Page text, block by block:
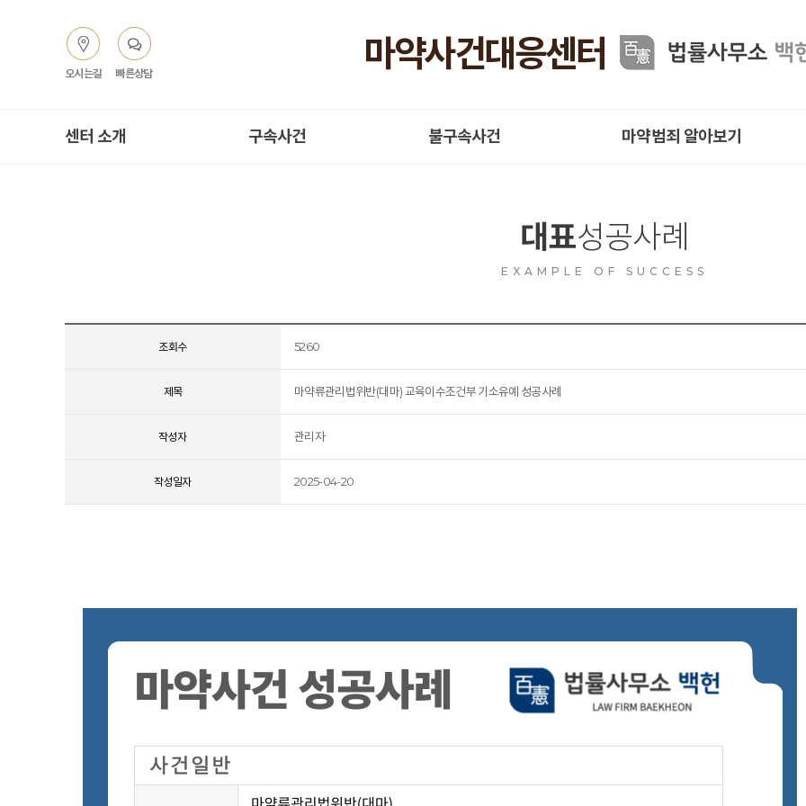
오시는길 빠른상담
센터 소개 구속사건 불구속사건 마약범죄 알아보기
대표성공사례
EXAMPLE OF SUCCESS
조회수 5260
제목 마약류관리법위반(대마) 교육이수조건부 기소유예 성공사례
작성자 관리자
작성일자 2025-04-20